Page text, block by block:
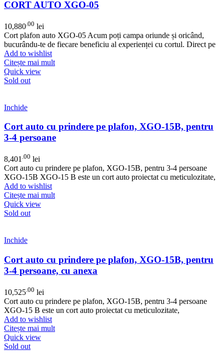
CORT AUTO XGO-05
10,880 .00 lei
Cort plafon auto XGO-05 Acum poți campa oriunde și oricând,
bucurându-te de fiecare beneficiu al experienței cu cortul. Direct pe
Add to wishlist
Citește mai mult
Quick view
Sold out
Inchide
Cort auto cu prindere pe plafon, XGO-15B, pentru
3-4 persoane
8,401.00 lei
Cort auto cu prindere pe plafon, XGO-15B, pentru 3-4 persoane
XGO-15B XGO-15 B este un cort auto proiectat cu meticulozitate,
Add to wishlist
Citește mai mult
Quick view
Sold out
Inchide
Cort auto cu prindere pe plafon, XGO-15B, pentru
3-4 persoane, cu anexa
10,525 .00 lei
Cort auto cu prindere pe plafon, XGO-15B, pentru 3-4 persoane
XGO-15 B este un cort auto proiectat cu meticulozitate,
Add to wishlist
Citește mai mult
Quick view
Sold out